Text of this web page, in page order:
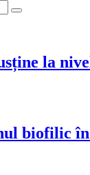
la
biofilic